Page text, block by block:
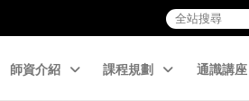
師資介紹 課程規劃 通識講座